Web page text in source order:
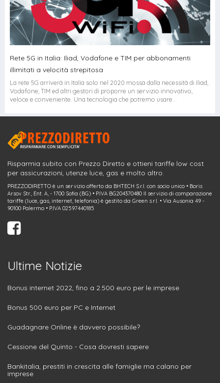
Rete 5G in Italia: Iliad, Vodafone e TIM per abbonamenti
illimitati a velocità strepitosa
La rete 5G arriverà in Italia solo nel 2020 mossa dalla necessità di Iliad,
Vodafone, TIM ed altri gestori di proporre un servizio innovativo,
veloce e conveniente. Una tecnologia che potremo usare...
Risparmia subito con Prezzo Diretto e ottieni tariffe low cost
per assicurazioni, utenze luce, gas e molto altro.
PREZZODIRETTO è un servizio offerto da BHTECH S.r.l. con socio unico • Boris
Arsov Str., Ent. A, - 1700 Sofia (BG) • P.IVA BG204370480 Il servizio di comparazione
tariffe (luce, gas, internet, telefonia) è gestito da Green s.r.l. • Via Ausonia 49 -
90100 Palermo • P.IVA 02597440185
Ultime Notizie
Bonus internet 2022, fino a 2.500 euro per le imprese
Bonus 500 euro per PC e Internet
Guadagnare Online è davvero possibile?
Cessione del Quinto - Cosa dovresti sapere
Bankitalia, prestiti in crescita alle famiglie ma calano per
imprese